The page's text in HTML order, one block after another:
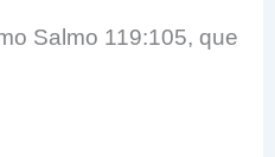
Salmo 119:105, que